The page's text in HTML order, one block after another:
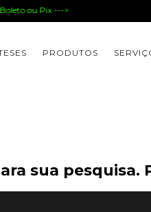
ou Pix --->
PRODUTOS
sua